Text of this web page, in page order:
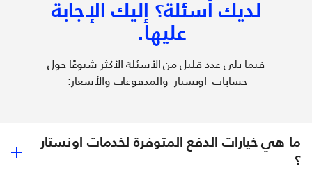
لديك أسئلة؟ إليك الإجابة
عليها.
فيما يلي عدد قليل من الأسئلة الأكثر شيوعًا حول
حسابات اونستار والمدفوعات والأسعار:
ما هي خيارات الدفع المتوفرة لخدمات اونستار
؟